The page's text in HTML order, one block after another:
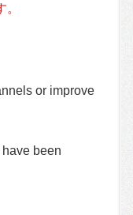
or improve
been